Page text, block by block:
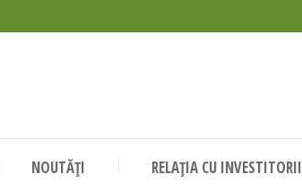
NOUTĂȚI RELAȚIA CU INVESTITORII